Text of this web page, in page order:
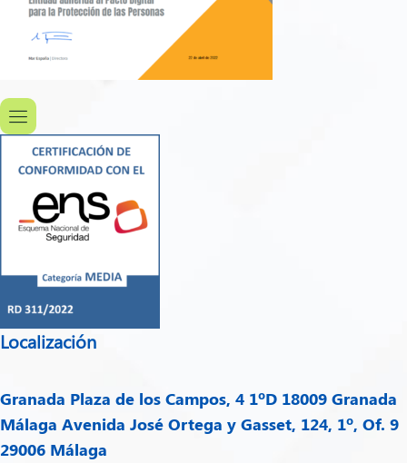
Localización
Granada Plaza de los Campos, 4 1ºD 18009 Granada
Málaga Avenida José Ortega y Gasset, 124, 1º, Of. 9
29006 Málaga